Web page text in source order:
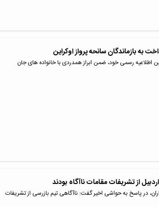
به بازماندگان سانحه پرواز اوکراین
اطلاعیه رسمی خود، ضمن ابراز همدردی با خانواده های جان
از تشریفات مقامات ناآگاه بودند
در پاسخ به حواشی اخیر گفت: ناآگاهی تیم بازرسی از تشریفات